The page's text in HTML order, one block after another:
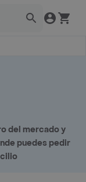
del mercado y
puedes pedir